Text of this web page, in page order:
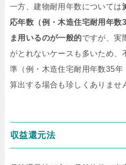
一方、建物耐用年数については
応年数（例・木造住宅耐用年
ま用いるのが一般的ですが、実
がとれないケースも多いため、
準（例・木造住宅耐用年数35
算出する場合も珍しくありませ
収益還元法